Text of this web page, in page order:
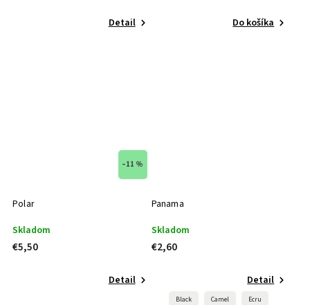
Detail Do košíka
–11 %
Polar
Skladom
€5,50
Detail
Panama
Skladom
€2,60
Detail
Black Camel Ecru